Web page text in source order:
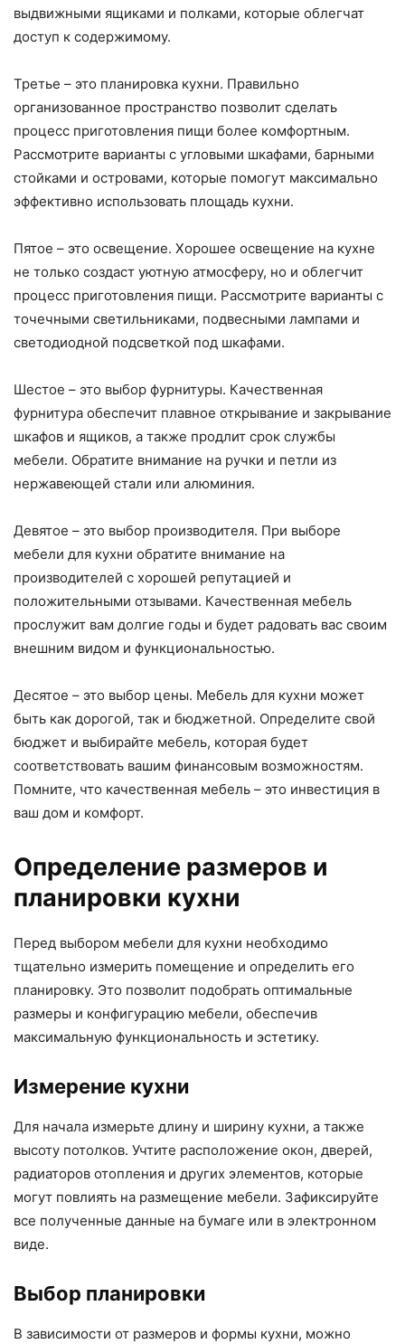
выдвижными ящиками и полками, которые облегчат
доступ к содержимому.
Третье – это планировка кухни. Правильно
организованное пространство позволит сделать
процесс приготовления пищи более комфортным.
Рассмотрите варианты с угловыми шкафами, барными
стойками и островами, которые помогут максимально
эффективно использовать площадь кухни.
Пятое – это освещение. Хорошее освещение на кухне
не только создаст уютную атмосферу, но и облегчит
процесс приготовления пищи. Рассмотрите варианты с
точечными светильниками, подвесными лампами и
светодиодной подсветкой под шкафами.
Шестое – это выбор фурнитуры. Качественная
фурнитура обеспечит плавное открывание и закрывание
шкафов и ящиков, а также продлит срок службы
мебели. Обратите внимание на ручки и петли из
нержавеющей стали или алюминия.
Девятое – это выбор производителя. При выборе
мебели для кухни обратите внимание на
производителей с хорошей репутацией и
положительными отзывами. Качественная мебель
прослужит вам долгие годы и будет радовать вас своим
внешним видом и функциональностью.
Десятое – это выбор цены. Мебель для кухни может
быть как дорогой, так и бюджетной. Определите свой
бюджет и выбирайте мебель, которая будет
соответствовать вашим финансовым возможностям.
Помните, что качественная мебель – это инвестиция в
ваш дом и комфорт.
Определение размеров и
планировки кухни
Перед выбором мебели для кухни необходимо
тщательно измерить помещение и определить его
планировку. Это позволит подобрать оптимальные
размеры и конфигурацию мебели, обеспечив
максимальную функциональность и эстетику.
Измерение кухни
Для начала измерьте длину и ширину кухни, а также
высоту потолков. Учтите расположение окон, дверей,
радиаторов отопления и других элементов, которые
могут повлиять на размещение мебели. Зафиксируйте
все полученные данные на бумаге или в электронном
виде.
Выбор планировки
В зависимости от размеров и формы кухни, можно